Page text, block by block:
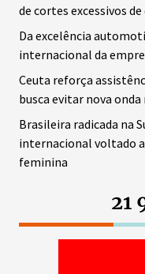
de cortes excessivos
Da excelência
internacional da
Ceuta reforça
busca evitar nova
Brasileira radicada na
internacional voltado
feminina
21